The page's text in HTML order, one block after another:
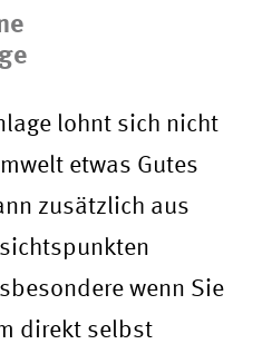
lohnt sich nicht
etwas Gutes
zusätzlich aus
wenn Sie
direkt selbst